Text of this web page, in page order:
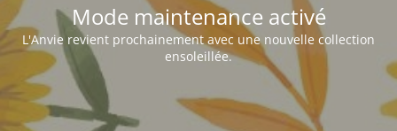
Mode maintenance activé
L'Anvie revient prochainement avec une nouvelle collection
ensoleillée.